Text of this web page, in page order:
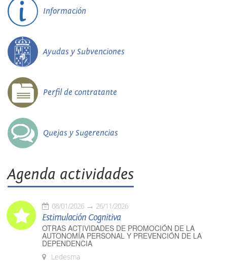
Información
Ayudas y Subvenciones
Perfil de contratante
Quejas y Sugerencias
Agenda actividades
08/01/2026 26/11/2026
Estimulación Cognitiva
OTRAS ACTIVIDADES DE PROMOCIÓN DE LA
AUTONOMÍA PERSONAL Y PREVENCIÓN DE LA
DEPENDENCIA
Ledesma